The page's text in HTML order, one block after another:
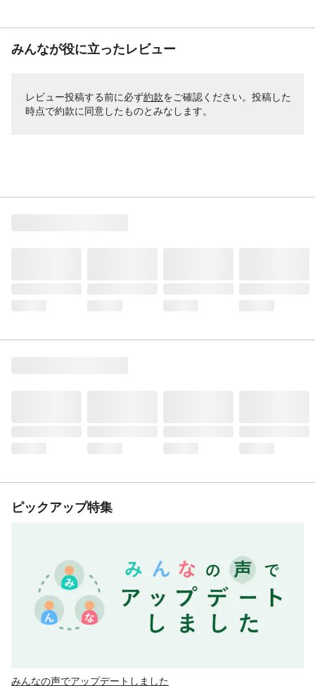
みんなが役に立ったレビュー
レビュー投稿する前に必ず約款をご確認ください。投稿した
時点で約款に同意したものとみなします。
ピックアップ特集
みんなの声でアップデートしました